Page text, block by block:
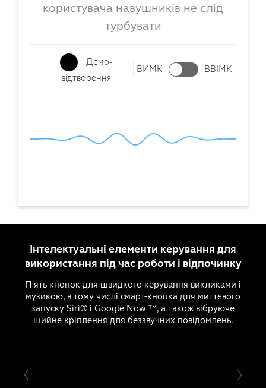
користувача навушників не слід
турбувати
Демо-
відтворення
ВИМК ВВІМК
Інтелектуальні елементи керування для
використання під час роботи і відпочинку
П'ять кнопок для швидкого керування викликами і
музикою, в тому числі смарт-кнопка для миттєвого
запуску Siri® і Google Now ™, а також вібруюче
шийне кріплення для беззвучних повідомлень.